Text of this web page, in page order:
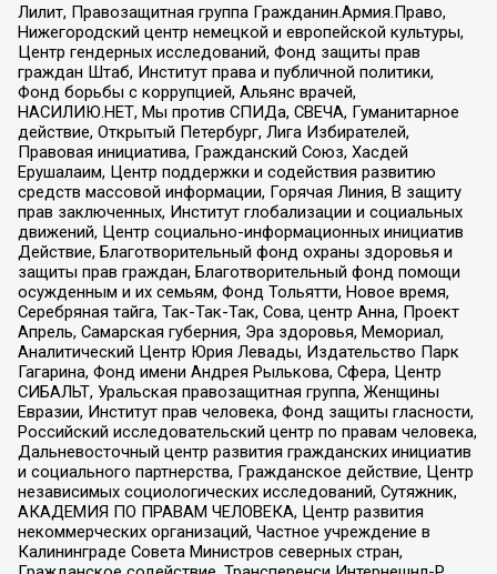
Лилит, Правозащитная группа Гражданин.Армия.Право,
Нижегородский центр немецкой и европейской культуры,
Центр гендерных исследований, Фонд защиты прав
граждан Штаб, Институт права и публичной политики,
Фонд борьбы с коррупцией, Альянс врачей,
НАСИЛИЮ.НЕТ, Мы против СПИДа, СВЕЧА, Гуманитарное
действие, Открытый Петербург, Лига Избирателей,
Правовая инициатива, Гражданский Союз, Хасдей
Ерушалаим, Центр поддержки и содействия развитию
средств массовой информации, Горячая Линия, В защиту
прав заключенных, Институт глобализации и социальных
движений, Центр социально-информационных инициатив
Действие, Благотворительный фонд охраны здоровья и
защиты прав граждан, Благотворительный фонд помощи
осужденным и их семьям, Фонд Тольятти, Новое время,
Серебряная тайга, Так-Так-Так, Сова, центр Анна, Проект
Апрель, Самарская губерния, Эра здоровья, Мемориал,
Аналитический Центр Юрия Левады, Издательство Парк
Гагарина, Фонд имени Андрея Рылькова, Сфера, Центр
СИБАЛЬТ, Уральская правозащитная группа, Женщины
Евразии, Институт прав человека, Фонд защиты гласности,
Российский исследовательский центр по правам человека,
Дальневосточный центр развития гражданских инициатив
и социального партнерства, Гражданское действие, Центр
независимых социологических исследований, Сутяжник,
АКАДЕМИЯ ПО ПРАВАМ ЧЕЛОВЕКА, Центр развития
некоммерческих организаций, Частное учреждение в
Калининграде Совета Министров северных стран,